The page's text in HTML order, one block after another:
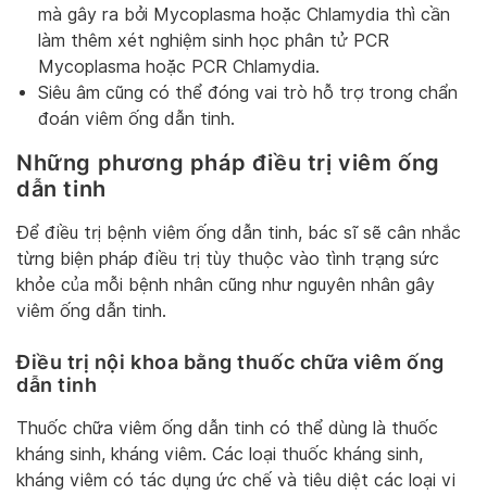
mà gây ra bởi Mycoplasma hoặc Chlamydia thì cần
làm thêm xét nghiệm sinh học phân tử PCR
Mycoplasma hoặc PCR Chlamydia.
Siêu âm cũng có thể đóng vai trò hỗ trợ trong chẩn
đoán viêm ống dẫn tinh.
Những phương pháp điều trị viêm ống
dẫn tinh
Để điều trị bệnh viêm ống dẫn tinh, bác sĩ sẽ cân nhắc
từng biện pháp điều trị tùy thuộc vào tình trạng sức
khỏe của mỗi bệnh nhân cũng như nguyên nhân gây
viêm ống dẫn tinh.
Điều trị nội khoa bằng thuốc chữa viêm ống
dẫn tinh
Thuốc chữa viêm ống dẫn tinh có thể dùng là thuốc
kháng sinh, kháng viêm. Các loại thuốc kháng sinh,
kháng viêm có tác dụng ức chế và tiêu diệt các loại vi